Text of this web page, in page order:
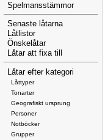
Spelmansstämmor
Senaste låtarna
Låtlistor
Önskelåtar
Låtar att fixa till
Låtar efter kategori
Låttyper
Tonarter
Geografiskt ursprung
Personer
Notböcker
Grupper